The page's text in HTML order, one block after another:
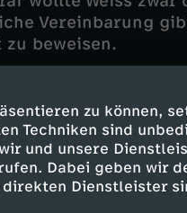
zu können,
Techniken sind
und unsere
Dabei geben wir
Dienstleister
Vereinbarung
beweisen.
und König
sie leer
an Grafs
plötzlich ins
bei der es